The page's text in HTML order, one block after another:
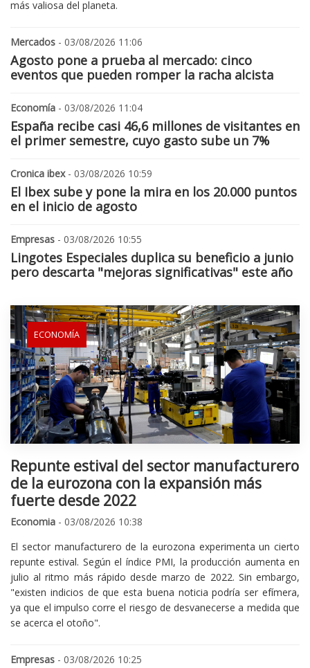
más valiosa del planeta.
Mercados - 03/08/2026 11:06
Agosto pone a prueba al mercado: cinco
eventos que pueden romper la racha alcista
Economía - 03/08/2026 11:04
España recibe casi 46,6 millones de visitantes en
el primer semestre, cuyo gasto sube un 7%
Cronica ibex- 03/08/2026 10:59
El Ibex sube y pone la mira en los 20.000 puntos
en el inicio de agosto
Empresas - 03/08/2026 10:55
Lingotes Especiales duplica su beneficio a junio
pero descarta "mejoras significativas" este año
ECONOMÍA
Repunte estival del sector manufacturero
de la eurozona con la expansión más
fuerte desde 2022
Economia - 03/08/2026 10:38
El sector manufacturero de la eurozona experimenta un cierto
repunte estival. Según el índice PMI, la producción aumenta en
julio al ritmo más rápido desde marzo de 2022. Sin embargo,
"existen indicios de que esta buena noticia podría ser efímera,
ya que el impulso corre el riesgo de desvanecerse a medida que
se acerca el otoño".
Empresas - 03/08/2026 10:25